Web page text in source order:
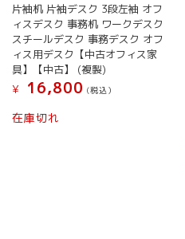
片袖机 片袖デスク 3段左袖 オフ
ィスデスク 事務机 ワークデスク
スチールデスク 事務デスク オフ
ィス用デスク【中古オフィス家
具】【中古】 (複製)
¥
16,800 (税込）
在庫切れ